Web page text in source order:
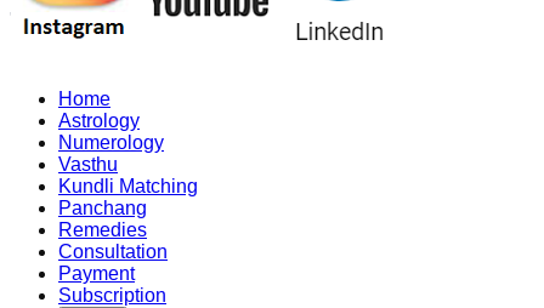
Home
Astrology
Numerology
Vasthu
Kundli Matching
Panchang
Remedies
Consultation
Payment
Subscription